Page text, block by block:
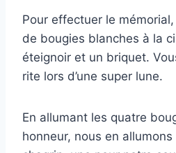
Pour effectuer le
de bougies blanches à la
éteignoir et un briquet.
rite lors d’une super lune.
En allumant les quatre
honneur, nous en